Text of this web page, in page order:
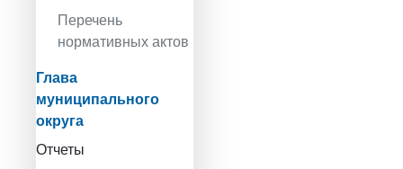
Перечень
нормативных актов
Глава
муниципального
округа
Отчеты